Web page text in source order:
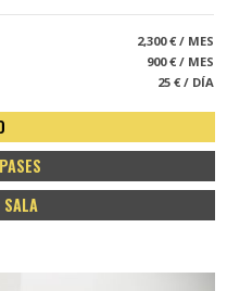
2,300 € / MES
900 € / MES
25 € / DÍA
SALA